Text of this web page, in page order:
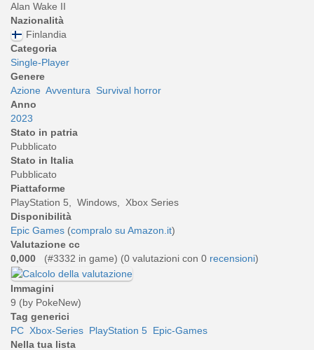
Alan Wake II
Nazionalità
Finlandia
Categoria
Single-Player
Genere
Azione Avventura Survival horror
Anno
2023
Stato in patria
Pubblicato
Stato in Italia
Pubblicato
Piattaforme
PlayStation 5, Windows, Xbox Series
Disponibilità
Epic Games (compralo su Amazon.it)
Valutazione cc
0,000
(#3332 in game) (0 valutazioni con 0 recensioni)
Immagini
9 (by PokeNew)
Tag generici
PC Xbox-Series PlayStation 5 Epic-Games
Nella tua lista